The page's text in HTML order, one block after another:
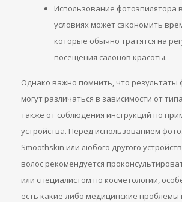
Использование фотоэпилятора
условиях может сэкономить
которые обычно тратятся на
посещения салонов красоты.
Однако важно помнить, что результаты
могут различаться в зависимости от
также от соблюдения инструкций по
устройства. Перед использованием
Smoothskin или любого другого
волос рекомендуется
или специалистом по косметологии,
есть какие-либо медицинские проблемы